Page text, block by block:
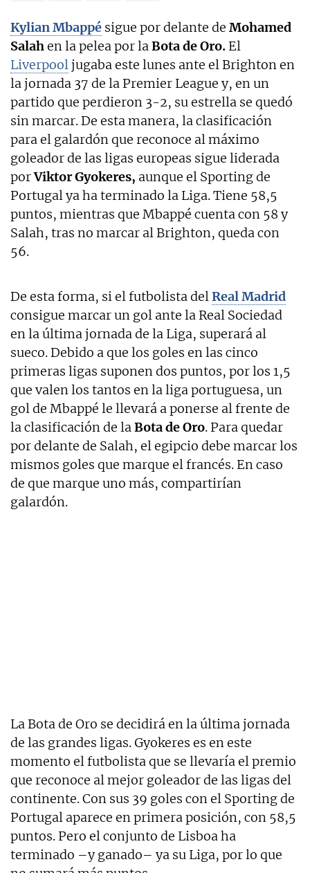
Kylian Mbappé sigue por delante de Mohamed
Salahen la pelea por laBota de Oro. El
Liverpooljugaba este lunes ante el Brighton en
la jornada 37 de la Premier League y, en un
partido que perdieron 3-2, su estrella se quedó
sin marcar. De esta manera, la clasificación
para el galardón que reconoce al máximo
goleador de las ligas europeas sigue liderada
porViktor Gyokeres, aunque el Sporting de
Portugal ya ha terminado la Liga. Tiene 58,5
puntos, mientras que Mbappé cuenta con 58 y
Salah, tras no marcar al Brighton, queda con
56.
De esta forma, si el futbolista delReal Madrid
consigue marcar un gol ante la Real Sociedad
en la última jornada de la Liga, superará al
sueco. Debido a que los goles en las cinco
primeras ligas suponen dos puntos, por los 1,5
que valen los tantos en la liga portuguesa, un
gol de Mbappé le llevará a ponerse al frente de
la clasificación de laBota de Oro. Para quedar
por delante de Salah, el egipcio debe marcar los
mismos goles que marque el francés. En caso
de que marque uno más, compartirían
galardón.
La Bota de Oro se decidirá en la última jornada
de las grandes ligas. Gyokeres es en este
momento el futbolista que se llevaría el premio
que reconoce al mejor goleador de las ligas del
continente. Con sus 39 goles con el Sporting de
Portugal aparece en primera posición, con 58,5
puntos. Pero el conjunto de Lisboa ha
terminado –y ganado– ya su Liga, por lo que